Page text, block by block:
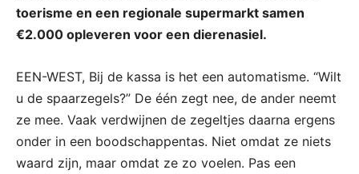
toerisme en een regionale supermarkt samen
€2.000 opleveren voor een dierenasiel.
EEN-WEST, Bij de kassa is het een automatisme. “Wilt
u de spaarzegels?” De één zegt nee, de ander neemt
ze mee. Vaak verdwijnen de zegeltjes daarna ergens
onder in een boodschappentas. Niet omdat ze niets
waard zijn, maar omdat ze zo voelen. Pas een